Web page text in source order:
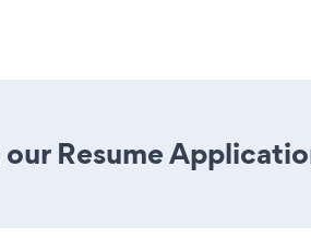
Resume